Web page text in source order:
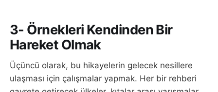
3- Örnekleri Kendinden Bir
Hareket Olmak
Üçüncü olarak, bu hikayelerin gelecek nesillere
ulaşması için çalışmalar yapmak. Her bir rehberi